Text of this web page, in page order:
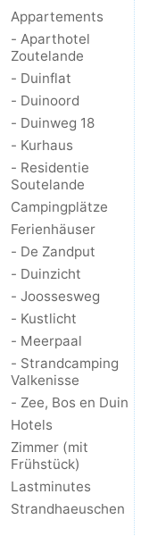
Appartements
- Aparthotel
Zoutelande
- Duinflat
- Duinoord
- Duinweg 18
- Kurhaus
- Residentie
Soutelande
Campingplätze
Ferienhäuser
- De Zandput
- Duinzicht
- Joossesweg
- Kustlicht
- Meerpaal
- Strandcamping
Valkenisse
- Zee, Bos en Duin
Hotels
Zimmer (mit
Frühstück)
Lastminutes
Strandhaeuschen